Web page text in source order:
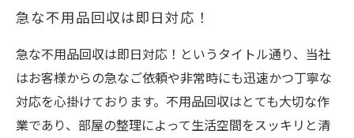
急な不用品回収は即日対応！
急な不用品回収は即日対応！というタイトル通り、当社
はお客様からの急なご依頼や非常時にも迅速かつ丁寧な
対応を心掛けております。不用品回収はとても大切な作
業であり、部屋の整理によって生活空間をスッキリと清